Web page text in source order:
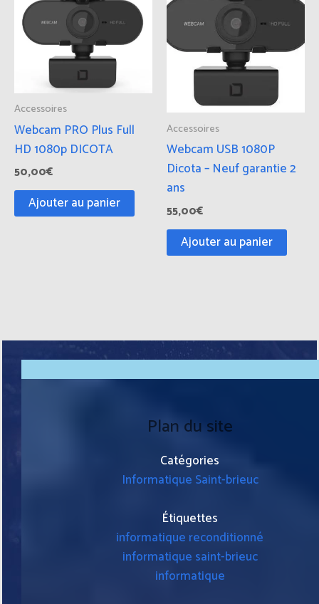
Accessoires
Webcam PRO Plus Full
HD 1080p DICOTA
50,00€
Ajouter au panier
Accessoires
Webcam USB 1080P
Dicota – Neuf garantie 2
ans
55,00€
Ajouter au panier
Plan du site
Catégories
Informatique Saint-brieuc
Étiquettes
informatique reconditionné
informatique saint-brieuc
informatique